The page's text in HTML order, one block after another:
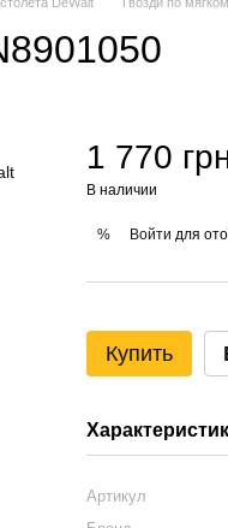
1 770
В наличии
% Войти для
Купить
Артикул